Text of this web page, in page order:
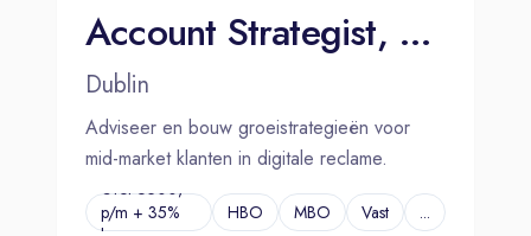
Account Strategist, Mid-Market Sales (French and Dutch)
Dublin
Adviseer en bouw groeistrategieën voor
mid-market klanten in digitale reclame.
€Tot 6500,-
p/m + 35%
HBO MBO Vast ...